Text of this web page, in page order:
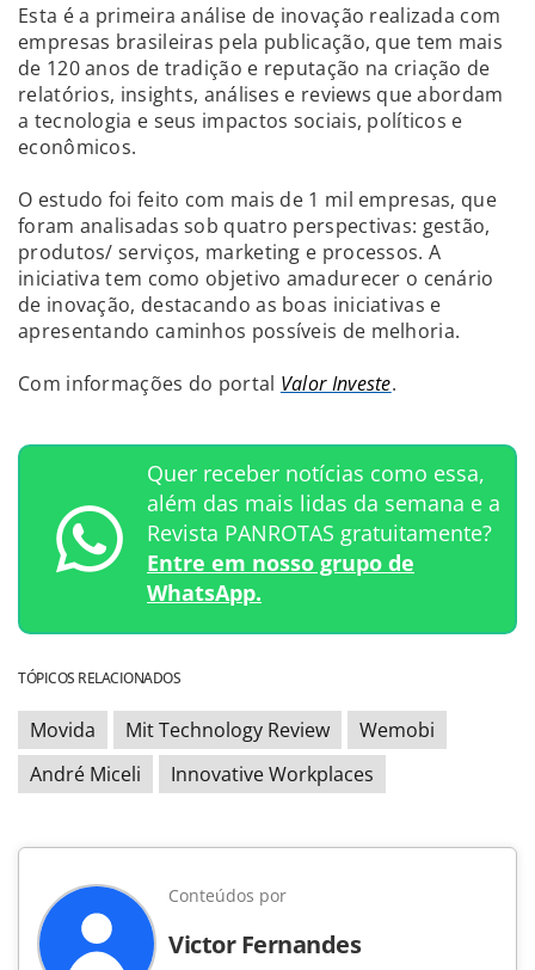
Esta é a primeira análise de inovação realizada com
empresas brasileiras pela publicação, que tem mais
de 120 anos de tradição e reputação na criação de
relatórios, insights, análises e reviews que abordam
a tecnologia e seus impactos sociais, políticos e
econômicos.
O estudo foi feito com mais de 1 mil empresas, que
foram analisadas sob quatro perspectivas: gestão,
produtos/ serviços, marketing e processos. A
iniciativa tem como objetivo amadurecer o cenário
de inovação, destacando as boas iniciativas e
apresentando caminhos possíveis de melhoria.
Com informações do portal Valor Investe.
Quer receber notícias como essa,
além das mais lidas da semana e a
Revista PANROTAS gratuitamente?
Entre em nosso grupo de
WhatsApp.
TÓPICOS RELACIONADOS
Movida Mit Technology Review
Wemobi
André Miceli
Innovative Workplaces
Conteúdos por
Victor Fernandes